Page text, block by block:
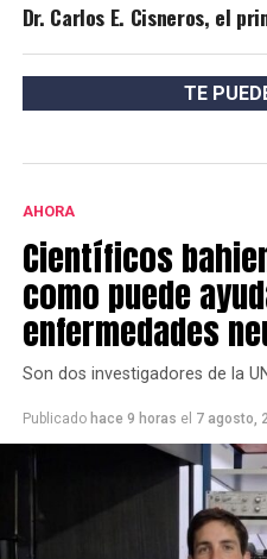
Dr. Carlos E. Cisneros, el
TE
AHORA
Científicos
como puede
enfermedades
Son dos investigadores de la
Publicado hace 9 horas el 7 agosto,